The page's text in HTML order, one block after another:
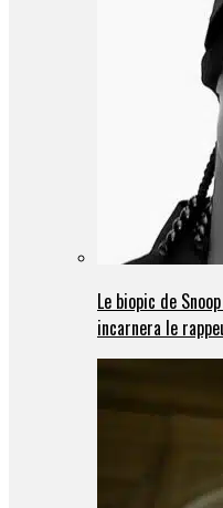
Le biopic de
incarnera le